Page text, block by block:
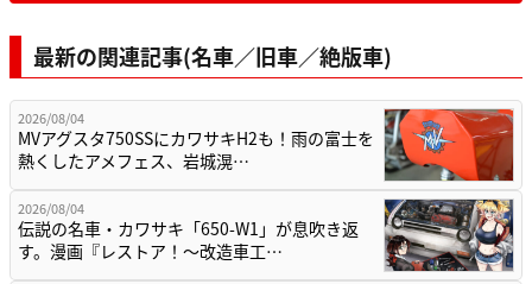
最新の関連記事(名車／旧車／絶版車)
2026/08/04
MVアグスタ750SSにカワサキH2も！雨の富士を
熱くしたアメフェス、岩城滉…
2026/08/04
伝説の名車・カワサキ「650-W1」が息吹き返
す。漫画『レストア！～改造車工…